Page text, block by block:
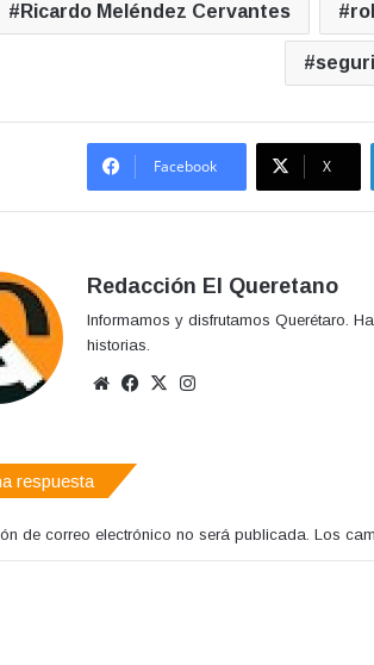
Ricardo Meléndez Cervantes
Facebook X
Redacción El Queretano
Informamos y disfrutamos Querétaro.
historias.
Sitio
Facebook
X
respuesta
de correo electrónico no será publicada. Los